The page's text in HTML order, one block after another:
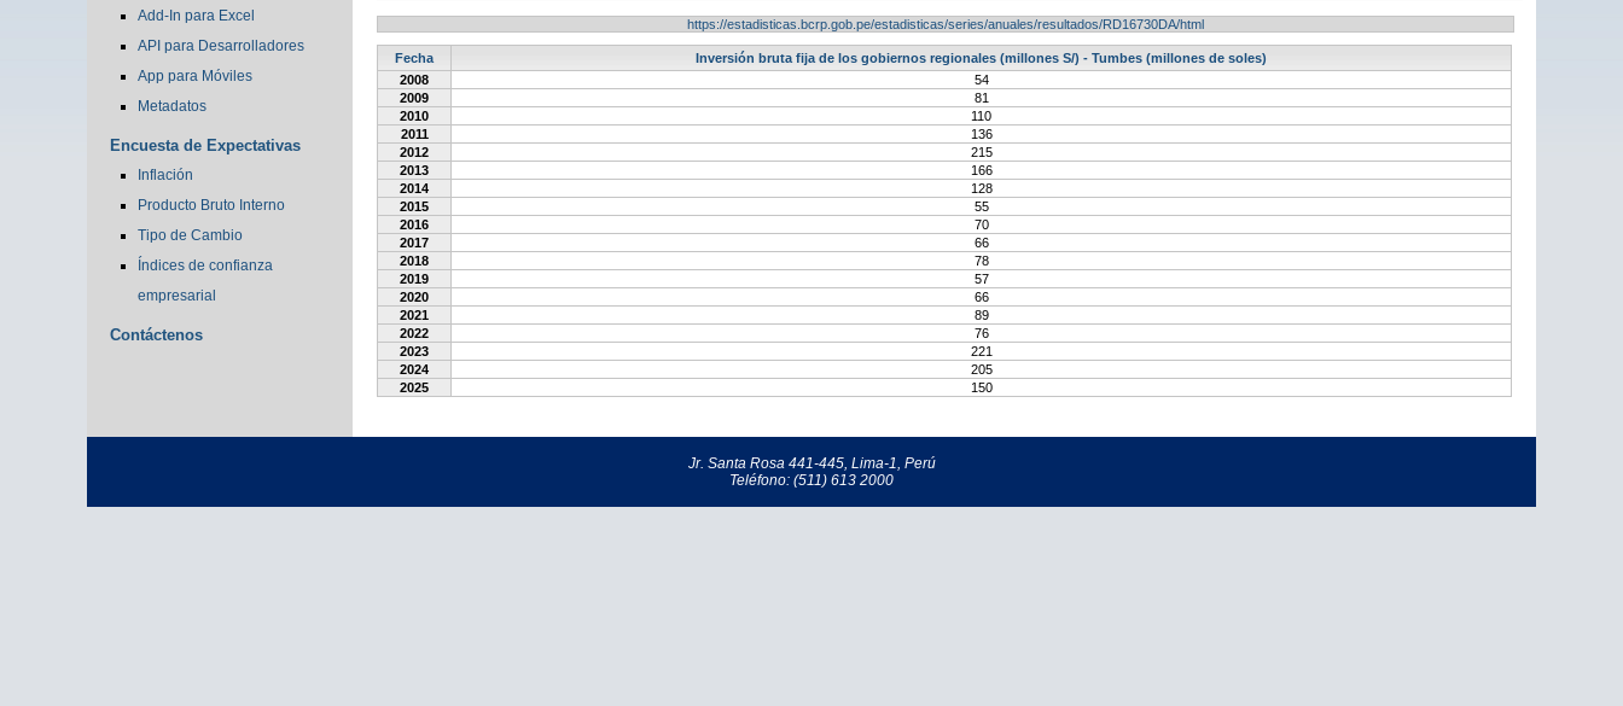
Add-In para Excel
API para Desarrolladores
App para Móviles
Metadatos
Encuesta de Expectativas
Inflación
Producto Bruto Interno
Tipo de Cambio
Índices de confianza
empresarial
Contáctenos
https://estadisticas.bcrp.gob.pe/estadisticas/series/anuales/resultados/RD16730DA/html
Fecha
Inversión bruta fija de los gobiernos regionales (millones S/) - Tumbes (millones de soles)
2008
54
2009
81
2010
110
2011
136
2012
215
2013
166
2014
128
2015
55
2016
70
2017
66
2018
78
2019
57
2020
66
2021
89
2022
76
2023
221
2024
205
2025
150
Jr. Santa Rosa 441-445, Lima-1, Perú
Teléfono: (511) 613 2000